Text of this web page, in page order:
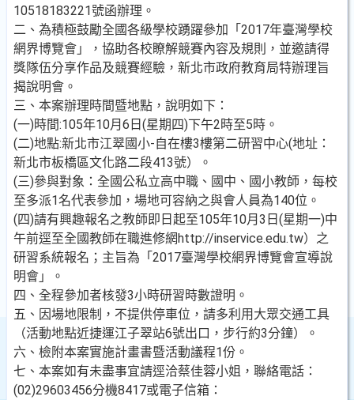
10518183221號函辦理。
二、為積極鼓勵全國各級學校踴躍參加「2017年臺灣學校
網界博覽會」，協助各校瞭解競賽內容及規則，並邀請得
獎隊伍分享作品及競賽經驗，新北市政府教育局特辦理旨
揭說明會。
三、本案辦理時間暨地點，說明如下：
(一)時間:105年10月6日(星期四)下午2時至5時。
(二)地點:新北市江翠國小-自在樓3樓第二研習中心(地址：
新北市板橋區文化路二段413號）。
(三)參與對象：全國公私立高中職、國中、國小教師，每校
至多派1名代表參加，場地可容納之與會人員為140位。
(四)請有興趣報名之教師即日起至105年10月3日(星期一)中
午前逕至全國教師在職進修網http://inservice.edu.tw）之
研習系統報名；主旨為「2017臺灣學校網界博覽會宣導說
明會」。
四、全程參加者核發3小時研習時數證明。
五、因場地限制，不提供停車位，請多利用大眾交通工具
（活動地點近捷運江子翠站6號出口，步行約3分鐘）。
六、檢附本案實施計畫書暨活動議程1份。
七、本案如有未盡事宜請逕洽蔡佳蓉小姐，聯絡電話：
(02)29603456分機8417或電子信箱：